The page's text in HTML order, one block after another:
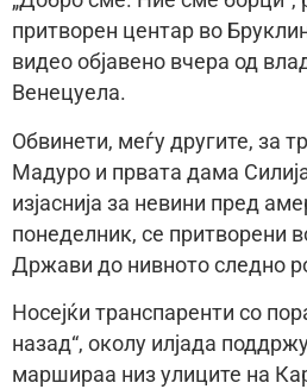
притворен центар во
видео објавено вчера од
Венецуела.
Обвинети, меѓу другите, за
Мадуро и првата дама
изјаснија за невини пред
понеделник, се притворени
Држави до нивното следно
Носејќи транспаренти со
назад“, околу илјада
маршираа низ улиците на